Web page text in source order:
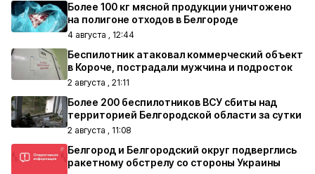
Более 100 кг мясной продукции уничтожено
на полигоне отходов в Белгороде
4 августа , 12:44
Беспилотник атаковал коммерческий объект
в Короче, пострадали мужчина и подросток
2 августа , 21:11
Более 200 беспилотников ВСУ сбиты над
территорией Белгородской области за сутки
2 августа , 11:08
Белгород и Белгородский округ подверглись
ракетному обстрелу со стороны Украины